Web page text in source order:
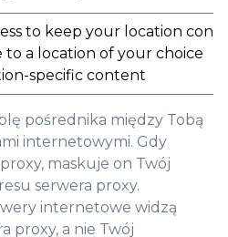
to keep your location
to a location of your choice
specific content
pośrednika między Tobą
internetowymi. Gdy
maskuje on Twój
serwera proxy.
internetowe widzą
proxy, a nie Twój